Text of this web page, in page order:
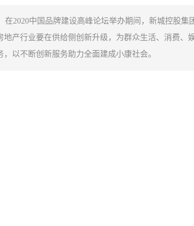
在2020中国品牌建设高峰论坛举办期间，新城控股集
地产行业要在供给侧创新升级，为群众生活、消费、
，以不断创新服务助力全面建成小康社会。